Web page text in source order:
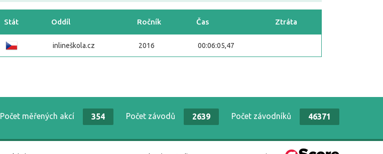
Stát Oddíl Ročník Čas Ztráta
inlineškola.cz 2016 00:06:05,47
Počet závodníků 46371
Počet závodů 2639
Počet měřených akcí 354